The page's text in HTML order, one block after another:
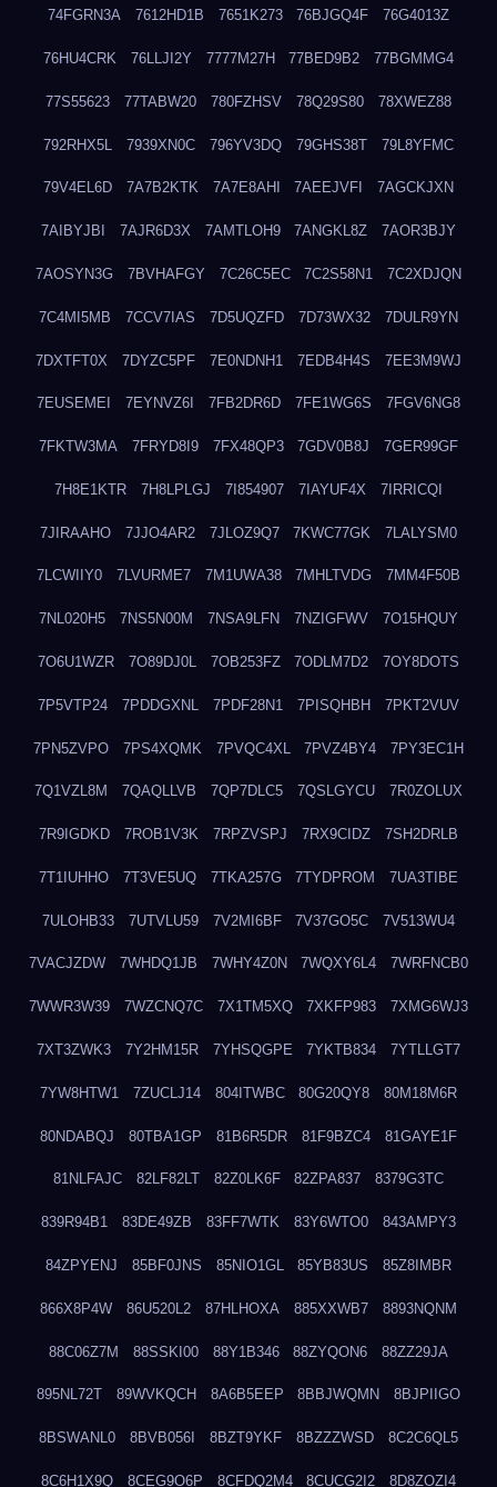
74FGRN3A 7612HD1B 7651K273 76BJGQ4F 76G4013Z
76HU4CRK 76LLJI2Y 7777M27H 77BED9B2 77BGMMG4
77S55623 77TABW20 780FZHSV 78Q29S80 78XWEZ88
792RHX5L 7939XN0C 796YV3DQ 79GHS38T 79L8YFMC
79V4EL6D 7A7B2KTK 7A7E8AHI 7AEEJVFI 7AGCKJXN
7AIBYJBI 7AJR6D3X 7AMTLOH9 7ANGKL8Z 7AOR3BJY
7AOSYN3G 7BVHAFGY 7C26C5EC 7C2S58N1 7C2XDJQN
7C4MI5MB 7CCV7IAS 7D5UQZFD 7D73WX32 7DULR9YN
7DXTFT0X 7DYZC5PF 7E0NDNH1 7EDB4H4S 7EE3M9WJ
7EUSEMEI 7EYNVZ6I 7FB2DR6D 7FE1WG6S 7FGV6NG8
7FKTW3MA 7FRYD8I9 7FX48QP3 7GDV0B8J 7GER99GF
7H8E1KTR 7H8LPLGJ 7I854907 7IAYUF4X 7IRRICQI
7JIRAAHO 7JJO4AR2 7JLOZ9Q7 7KWC77GK 7LALYSM0
7LCWIIY0 7LVURME7 7M1UWA38 7MHLTVDG 7MM4F50B
7NL020H5 7NS5N00M 7NSA9LFN 7NZIGFWV 7O15HQUY
7O6U1WZR 7O89DJ0L 7OB253FZ 7ODLM7D2 7OY8DOTS
7P5VTP24 7PDDGXNL 7PDF28N1 7PISQHBH 7PKT2VUV
7PN5ZVPO 7PS4XQMK 7PVQC4XL 7PVZ4BY4 7PY3EC1H
7Q1VZL8M 7QAQLLVB 7QP7DLC5 7QSLGYCU 7R0ZOLUX
7R9IGDKD 7ROB1V3K 7RPZVSPJ 7RX9CIDZ 7SH2DRLB
7T1IUHHO 7T3VE5UQ 7TKA257G 7TYDPROM 7UA3TIBE
7ULOHB33 7UTVLU59 7V2MI6BF 7V37GO5C 7V513WU4
7VACJZDW 7WHDQ1JB 7WHY4Z0N 7WQXY6L4 7WRFNCB0
7WWR3W39 7WZCNQ7C 7X1TM5XQ 7XKFP983 7XMG6WJ3
7XT3ZWK3 7Y2HM15R 7YHSQGPE 7YKTB834 7YTLLGT7
7YW8HTW1 7ZUCLJ14 804ITWBC 80G20QY8 80M18M6R
80NDABQJ 80TBA1GP 81B6R5DR 81F9BZC4 81GAYE1F
81NLFAJC 82LF82LT 82Z0LK6F 82ZPA837 8379G3TC
839R94B1 83DE49ZB 83FF7WTK 83Y6WTO0 843AMPY3
84ZPYENJ 85BF0JNS 85NIO1GL 85YB83US 85Z8IMBR
866X8P4W 86U520L2 87HLHOXA 885XXWB7 8893NQNM
88C06Z7M 88SSKI00 88Y1B346 88ZYQON6 88ZZ29JA
895NL72T 89WVKQCH 8A6B5EEP 8BBJWQMN 8BJPIIGO
8BSWANL0 8BVB056I 8BZT9YKF 8BZZZWSD 8C2C6QL5
8C6H1X9Q 8CEG9O6P 8CFDQ2M4 8CUCG2I2 8D8ZOZI4